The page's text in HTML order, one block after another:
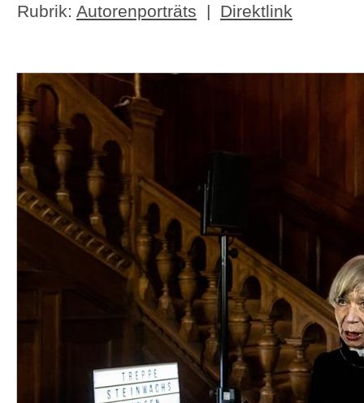
Rubrik: Autorenporträts | Direktlink